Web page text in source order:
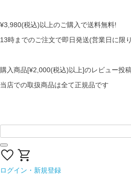
¥3,980(税込)以上のご購入で送料無料!
13時までのご注文で即日発送(営業日に限
購入商品[¥2,000(税込)以上]のレビュー投
当店での取扱商品は全て正規品です
ログイン・新規登録